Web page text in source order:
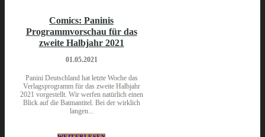
Comics: Paninis
Programmvorschau für das
zweite Halbjahr 2021
01.05.2021
Panini Deutschland hat letzte Woche das
Verlagsprogramm für das zweite Halbjahr
2021 vorgestellt. Wir werfen natürlich einen
Blick auf die Batmantitel. Bei der wirklich
langen...